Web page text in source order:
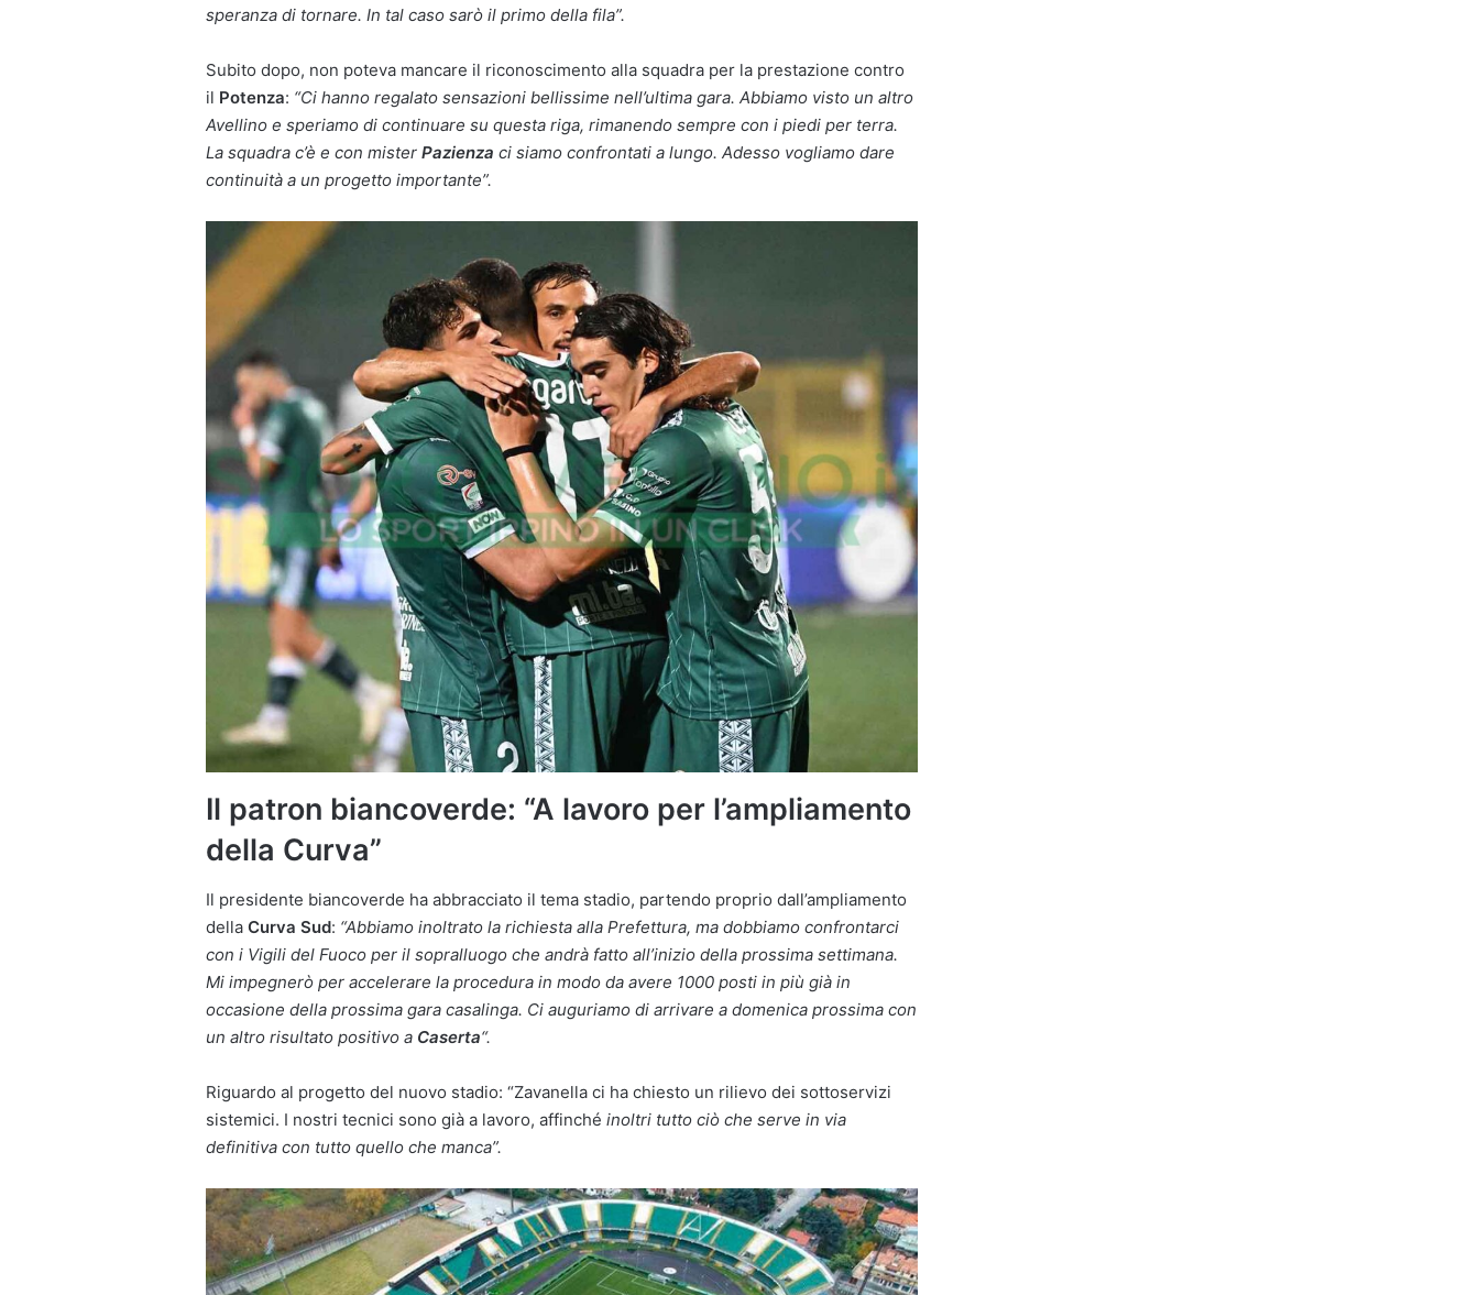
speranza di tornare. In tal caso sarò il primo della fila”.
Subito dopo, non poteva mancare il riconoscimento alla squadra per la prestazione contro
il Potenza: “Ci hanno regalato sensazioni bellissime nell’ultima gara. Abbiamo visto un altro
Avellino e speriamo di continuare su questa riga, rimanendo sempre con i piedi per terra.
La squadra c’è e con mister Pazienza ci siamo confrontati a lungo. Adesso vogliamo dare
continuità a un progetto importante”.
Il patron biancoverde: “A lavoro per l’ampliamento
della Curva”
Il presidente biancoverde ha abbracciato il tema stadio, partendo proprio dall’ampliamento
della Curva Sud: “Abbiamo inoltrato la richiesta alla Prefettura, ma dobbiamo confrontarci
con i Vigili del Fuoco per il sopralluogo che andrà fatto all’inizio della prossima settimana.
Mi impegnerò per accelerare la procedura in modo da avere 1000 posti in più già in
occasione della prossima gara casalinga. Ci auguriamo di arrivare a domenica prossima con
un altro risultato positivo a Caserta“.
Riguardo al progetto del nuovo stadio: “Zavanella ci ha chiesto un rilievo dei sottoservizi
sistemici. I nostri tecnici sono già a lavoro, affinché inoltri tutto ciò che serve in via
definitiva con tutto quello che manca”.